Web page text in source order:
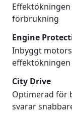
förbrukning
Engine
Inbyggt
City Drive
Optimerad för
svarar